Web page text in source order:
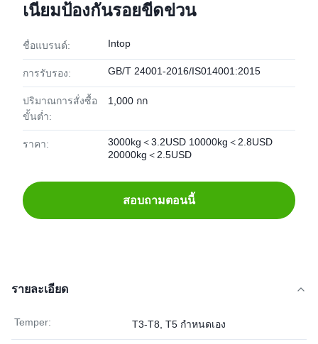
เนียมป้องกันรอยขีดข่วน
ชื่อแบรนด์: Intop
การรับรอง: GB/T 24001-2016/IS014001:2015
ปริมาณการสั่งซื้อ
ขั้นต่ำ:
1,000 กก
ราคา:
3000kg＜3.2USD 10000kg＜2.8USD
20000kg＜2.5USD
สอบถามตอนนี้
รายละเอียด
Temper: T3-T8, T5 กำหนดเอง